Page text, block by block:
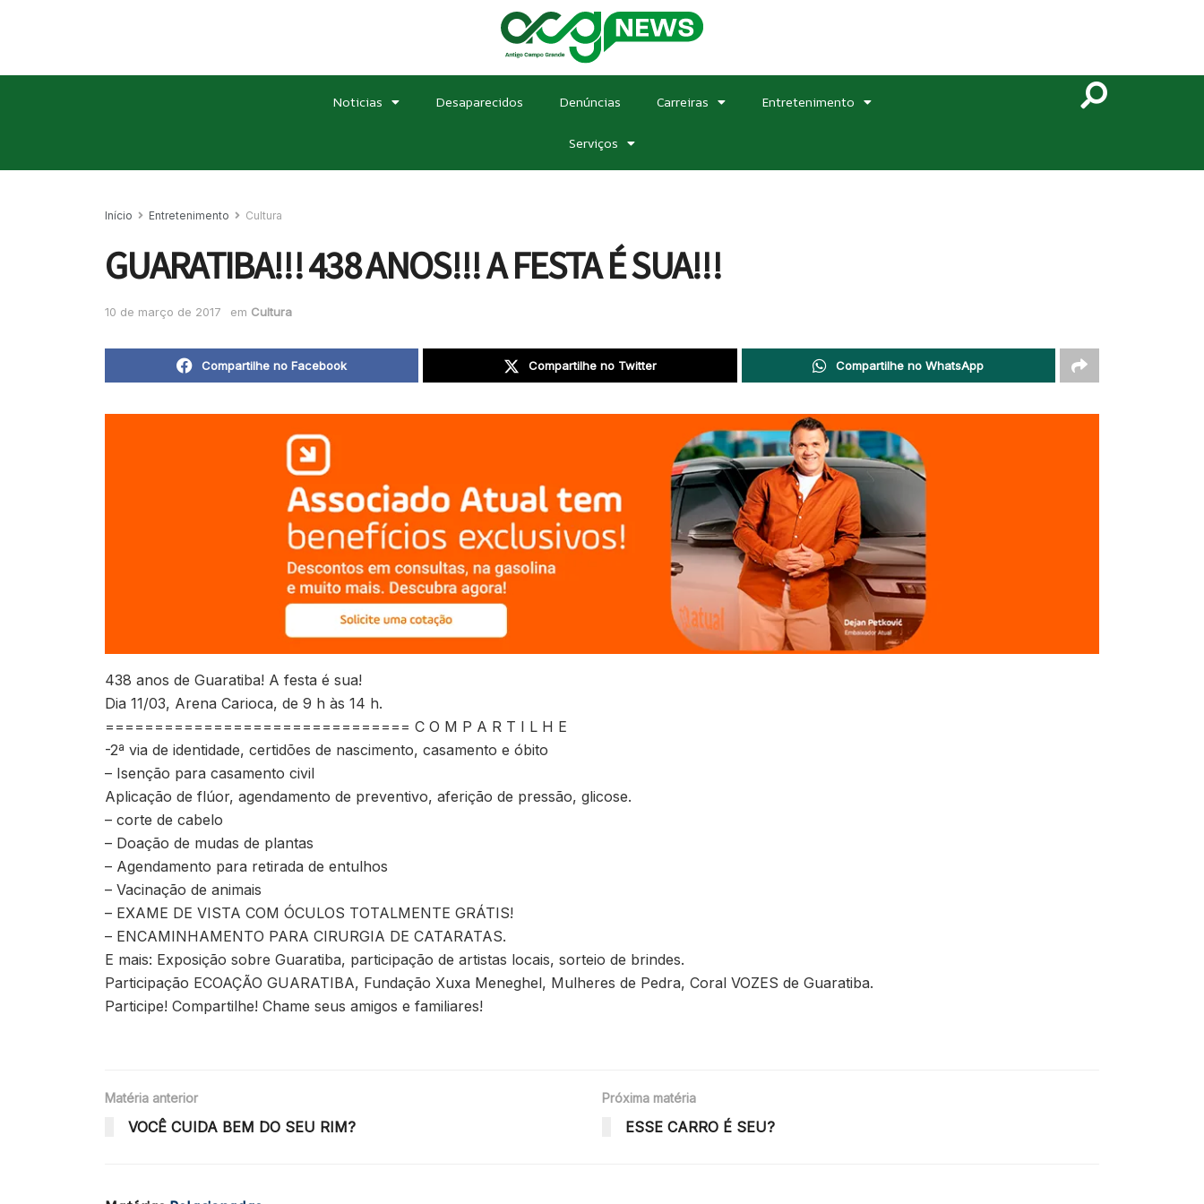
Noticias Desaparecidos Denúncias Carreiras Entretenimento
Serviços
Início Entretenimento Cultura
GUARATIBA!!! 438 ANOS!!! A FESTA É SUA!!!
10 de março de 2017 em Cultura
Compartilhe no Facebook Compartilhe no Twitter Compartilhe no WhatsApp
438 anos de Guaratiba! A festa é sua!
Dia 11/03, Arena Carioca, de 9 h às 14 h.
=============================== C O M P A R T I L H E
-2ª via de identidade, certidões de nascimento, casamento e óbito
– Isenção para casamento civil
Aplicação de flúor, agendamento de preventivo, aferição de pressão, glicose.
– corte de cabelo
– Doação de mudas de plantas
– Agendamento para retirada de entulhos
– Vacinação de animais
– EXAME DE VISTA COM ÓCULOS TOTALMENTE GRÁTIS!
– ENCAMINHAMENTO PARA CIRURGIA DE CATARATAS.
E mais: Exposição sobre Guaratiba, participação de artistas locais, sorteio de brindes.
Participação ECOAÇÃO GUARATIBA, Fundação Xuxa Meneghel, Mulheres de Pedra, Coral VOZES de Guaratiba.
Participe! Compartilhe! Chame seus amigos e familiares!
Matéria anterior
VOCÊ CUIDA BEM DO SEU RIM?
Próxima matéria
ESSE CARRO É SEU?